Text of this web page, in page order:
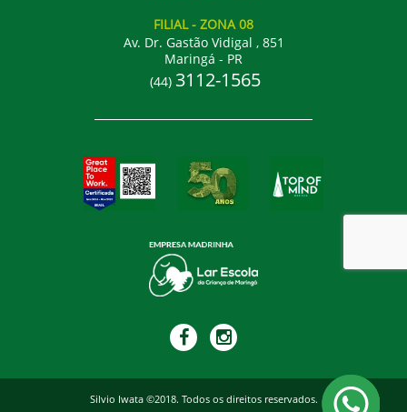
FILIAL- ZONA 08
Av. Dr. Gastão Vidigal , 851
Maringá - PR
(44) 3112-1565
Silvio Iwata ©2018. Todos os direitos reservados.